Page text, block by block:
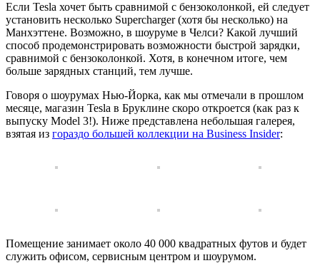
Если Tesla хочет быть сравнимой с бензоколонкой, ей следует
установить несколько Supercharger (хотя бы несколько) на
Манхэттене. Возможно, в шоуруме в Челси? Какой лучший
способ продемонстрировать возможности быстрой зарядки,
сравнимой с бензоколонкой. Хотя, в конечном итоге, чем
больше зарядных станций, тем лучше.
Говоря о шоурумах Нью-Йорка, как мы отмечали в прошлом
месяце, магазин Tesla в Бруклине скоро откроется (как раз к
выпуску Model 3!). Ниже представлена небольшая галерея,
взятая из гораздо большей коллекции на Business Insider:
Помещение занимает около 40 000 квадратных футов и будет
служить офисом, сервисным центром и шоурумом.